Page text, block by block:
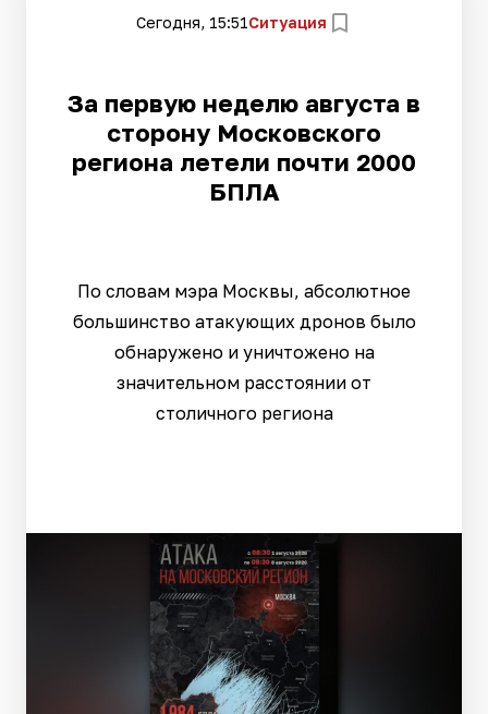
Сегодня, 15:51Ситуация
За первую неделю августа в
сторону Московского
региона летели почти 2000
БПЛА
По словам мэра Москвы, абсолютное
большинство атакующих дронов было
обнаружено и уничтожено на
значительном расстоянии от
столичного региона